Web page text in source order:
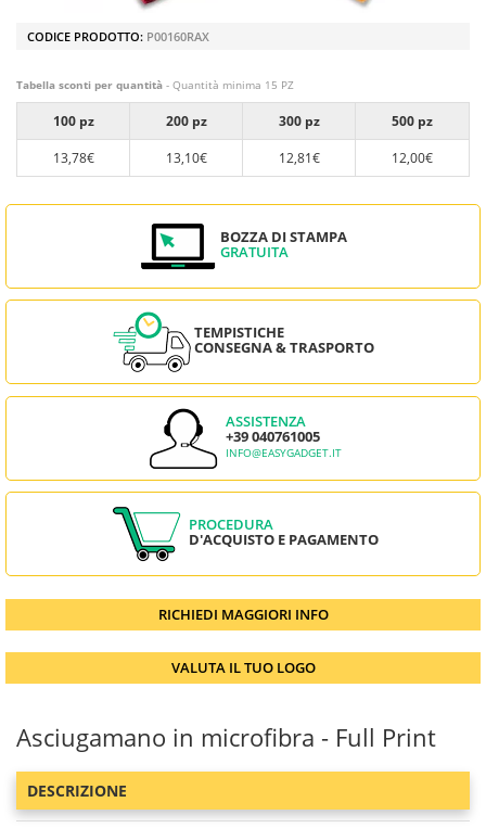
CODICE PRODOTTO: P00160RAX
Tabella sconti per quantità - Quantità minima 15 PZ
100 pz 200 pz 300 pz
500 pz
13,78€
13,10€ 12,81€ 12,00€
BOZZA DI STAMPA
GRATUITA
TEMPISTICHE
CONSEGNA & TRASPORTO
ASSISTENZA
+39 040761005
INFO@EASYGADGET.IT
PROCEDURA
D'ACQUISTO E PAGAMENTO
RICHIEDI MAGGIORI INFO
VALUTA IL TUO LOGO
Asciugamano in microfibra - Full Print
DESCRIZIONE